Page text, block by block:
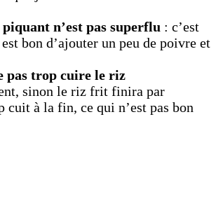
n’est pas superflu : c’est
bon d’ajouter un peu de poivre et
pas trop cuire le riz
sinon le riz frit finira par
cuit à la fin, ce qui n’est pas bon